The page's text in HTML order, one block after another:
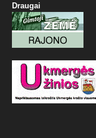
Draugai